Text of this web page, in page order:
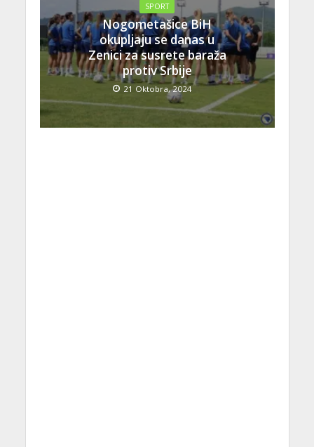
SPORT
Nogometašice BiH
okupljaju se danas u
Zenici za susrete baraža
protiv Srbije
21 Oktobra, 2024